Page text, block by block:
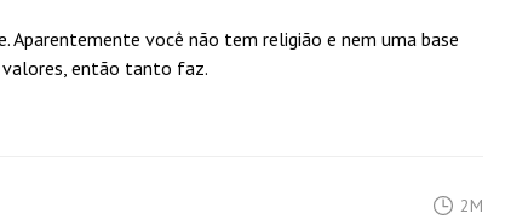
Aparentemente você não tem religião e nem uma base
então tanto faz.
2M